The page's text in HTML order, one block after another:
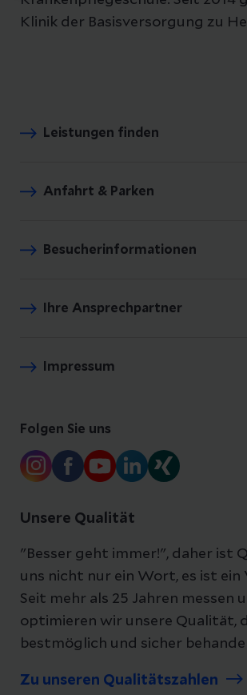
Klinik der Basisversorgung zu
Leistungen finden
Anfahrt & Parken
Besucherinformationen
Ihre Ansprechpartner
Impressum
Folgen Sie uns
Unsere Qualität
"Besser geht immer!", daher ist
uns nicht nur ein Wort, es ist ein
Seit mehr als 25 Jahren messen
optimieren wir unsere Qualität,
bestmöglich und sicher
Zu unseren Qualitätszahlen